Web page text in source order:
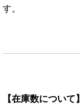
す。
【在庫数について】